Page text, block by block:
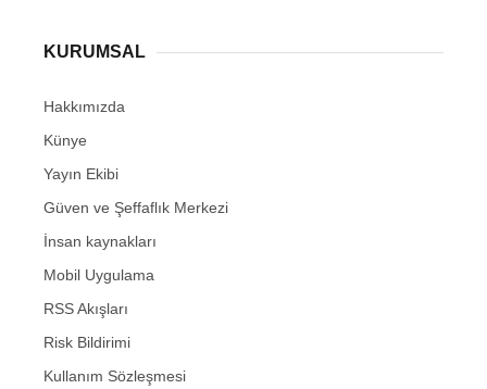
KURUMSAL
Hakkımızda
Künye
Yayın Ekibi
Güven ve Şeffaflık Merkezi
İnsan kaynakları
Mobil Uygulama
RSS Akışları
Risk Bildirimi
Kullanım Sözleşmesi